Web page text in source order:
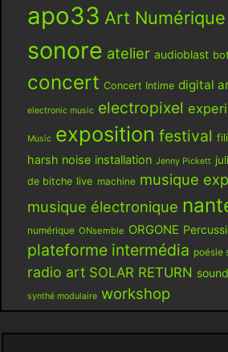
apo33 Art Numérique
sonore atelier audioblast bot
concert Concert Intime digital
electronic music electropixel
Music exposition festival
harsh noise installation Jenny Pickett
de bitche live machine musique
musique électronique
numérique ONsemble ORGONE
plateforme intermédia poésie
radio art SOLAR RETURN
synthé modulaire workshop